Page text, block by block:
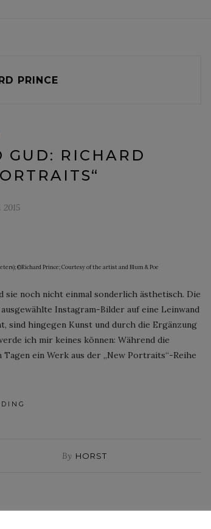
PRINCE
GUD: RICHARD
©Richard Prince; Courtesy of the artist and Blum & Poe
sie noch nicht einmal sonderlich ästhetisch. Die
Instagram-Bilder auf eine Leinwand
sind hingegen Kunst und durch die Ergänzung
ich mir keines können: Während die
ein Werk aus der „New Portraits“-Reihe
By HORST